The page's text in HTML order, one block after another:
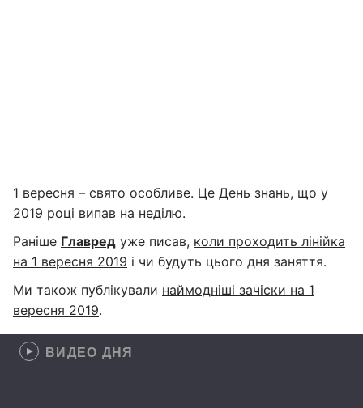
1 вересня – свято особливе. Це День знань, що у
2019 році випав на неділю.
Раніше Главред уже писав, коли проходить лінійка
на 1 вересня 2019 і чи будуть цього дня заняття.
Ми також публікували наймодніші зачіски на 1
вересня 2019.
ВИДЕО ДНЯ